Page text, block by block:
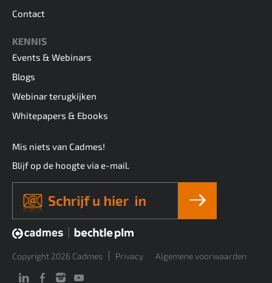
Contact
KENNIS
Events & Webinars
Blogs
Webinar terugkijken
Whitepapers & Ebooks
Mis niets van Cadmes!
Blijf op de hoogte via e-mail.
Copyright 2026 Cadmes Privacy Algemene voorwaarden